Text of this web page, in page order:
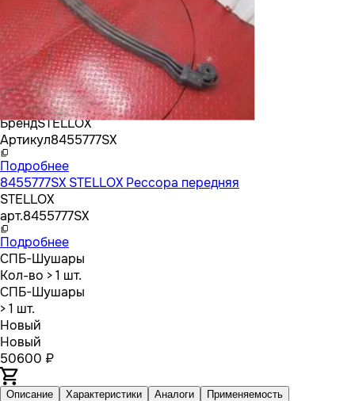
БрендSTELLOX
Артикул8455777SX
Подробнее
8455777SX STELLOX Рессора передняя
STELLOX
арт.8455777SX
Подробнее
СПБ-Шушары
Кол-во > 1 шт.
СПБ-Шушары
> 1 шт.
Новый
Новый
50600 ₽
Описание Характеристики Аналоги Применяемость